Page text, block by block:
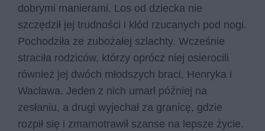
dobrymi manierami. Los od dziecka nie
szczędził jej trudności i kłód rzucanych pod nogi.
Pochodziła ze zubożałej szlachty. Wcześnie
straciła rodziców, którzy oprócz niej osierocili
również jej dwóch młodszych braci, Henryka i
Wacława. Jeden z nich umarł później na
zesłaniu, a drugi wyjechał za granicę, gdzie
rozpił się i zmarnotrawił szanse na lepsze życie.